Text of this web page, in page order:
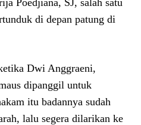
di depan patung di
Dwi Anggraeni,
dipanggil untuk
itu badannya sudah
lalu segera dilarikan ke